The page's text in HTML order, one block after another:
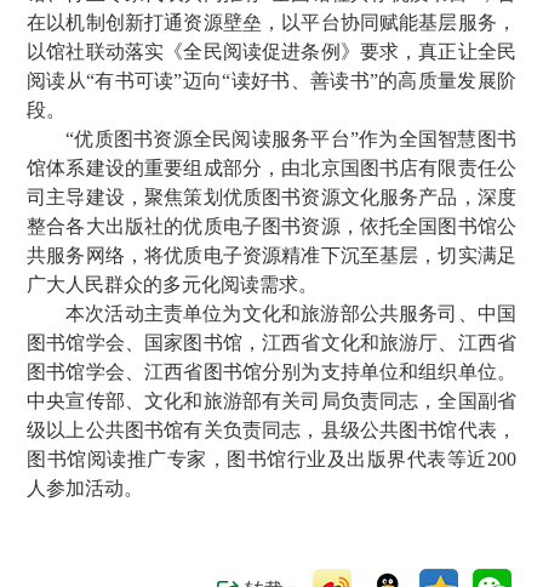
在以机制创新打通资源壁垒，以平台协同赋能基层服务，
以馆社联动落实《全民阅读促进条例》要求，真正让全民
阅读从“有书可读”迈向“读好书、善读书”的高质量发展阶
段。
“优质图书资源全民阅读服务平台”作为全国智慧图书
馆体系建设的重要组成部分，由北京国图书店有限责任公
司主导建设，聚焦策划优质图书资源文化服务产品，深度
整合各大出版社的优质电子图书资源，依托全国图书馆公
共服务网络，将优质电子资源精准下沉至基层，切实满足
广大人民群众的多元化阅读需求。
本次活动主责单位为文化和旅游部公共服务司、中国
图书馆学会、国家图书馆，江西省文化和旅游厅、江西省
图书馆学会、江西省图书馆分别为支持单位和组织单位。
中央宣传部、文化和旅游部有关司局负责同志，全国副省
级以上公共图书馆有关负责同志，县级公共图书馆代表，
图书馆阅读推广专家，图书馆行业及出版界代表等近200
人参加活动。